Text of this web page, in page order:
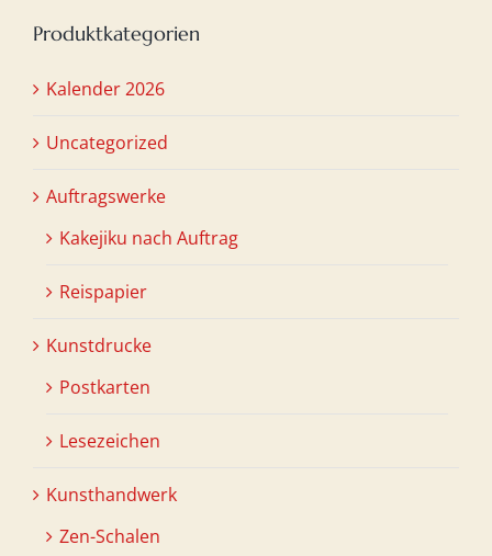
Produktkategorien
Kalender 2026
Uncategorized
Auftragswerke
Kakejiku nach Auftrag
Reispapier
Kunstdrucke
Postkarten
Lesezeichen
Kunsthandwerk
Zen-Schalen